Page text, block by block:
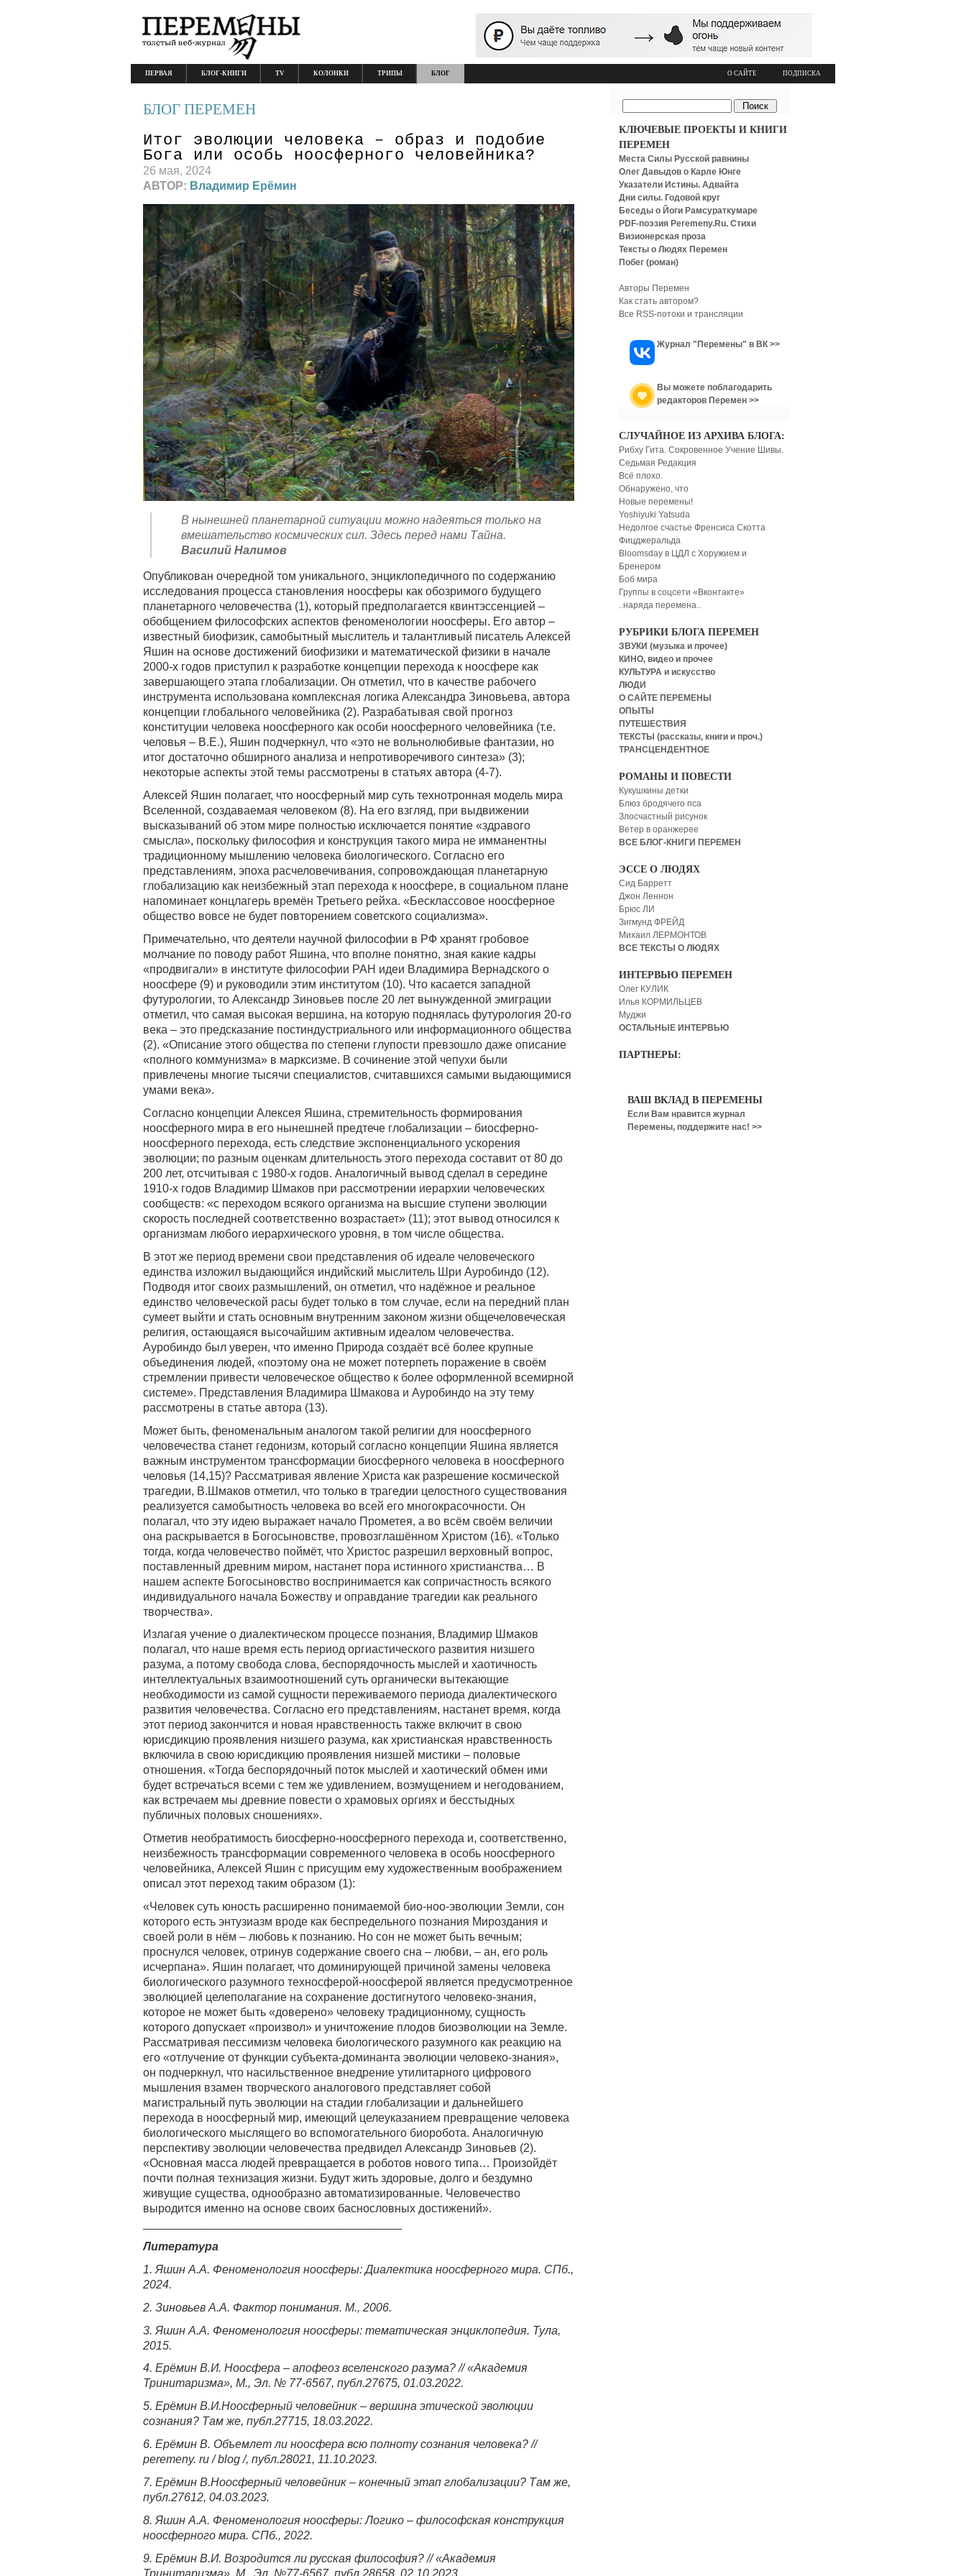
О САЙТЕ ПОДПИСКА
ПЕРВАЯ БЛОГ-КНИГИ TV КОЛОНКИ ТРИПЫ БЛОГ
БЛОГ ПЕРЕМЕН
Итог эволюции человека – образ и подобие
Бога или особь ноосферного человейника?
26 мая, 2024
АВТОР: Владимир Ерёмин
В нынешней планетарной ситуации можно надеяться только на
вмешательство космических сил. Здесь перед нами Тайна.
Василий Налимов
Опубликован очередной том уникального, энциклопедичного по содержанию
исследования процесса становления ноосферы как обозримого будущего
планетарного человечества (1), который предполагается квинтэссенцией –
обобщением философских аспектов феноменологии ноосферы. Его автор –
известный биофизик, самобытный мыслитель и талантливый писатель Алексей
Яшин на основе достижений биофизики и математической физики в начале
2000-х годов приступил к разработке концепции перехода к ноосфере как
завершающего этапа глобализации. Он отметил, что в качестве рабочего
инструмента использована комплексная логика Александра Зиновьева, автора
концепции глобального человейника (2). Разрабатывая свой прогноз
конституции человека ноосферного как особи ноосферного человейника (т.е.
человья – В.Е.), Яшин подчеркнул, что «это не вольнолюбивые фантазии, но
итог достаточно обширного анализа и непротиворечивого синтеза» (3);
некоторые аспекты этой темы рассмотрены в статьях автора (4-7).
Алексей Яшин полагает, что ноосферный мир суть технотронная модель мира
Вселенной, создаваемая человеком (8). На его взгляд, при выдвижении
высказываний об этом мире полностью исключается понятие «здравого
смысла», поскольку философия и конструкция такого мира не имманентны
традиционному мышлению человека биологического. Согласно его
представлениям, эпоха расчеловечивания, сопровождающая планетарную
глобализацию как неизбежный этап перехода к ноосфере, в социальном плане
напоминает концлагерь времён Третьего рейха. «Бесклассовое ноосферное
общество вовсе не будет повторением советского социализма».
Примечательно, что деятели научной философии в РФ хранят гробовое
молчание по поводу работ Яшина, что вполне понятно, зная какие кадры
«продвигали» в институте философии РАН идеи Владимира Вернадского о
ноосфере (9) и руководили этим институтом (10). Что касается западной
футурологии, то Александр Зиновьев после 20 лет вынужденной эмиграции
отметил, что самая высокая вершина, на которую поднялась футурология 20-го
века – это предсказание постиндустриального или информационного общества
(2). «Описание этого общества по степени глупости превзошло даже описание
«полного коммунизма» в марксизме. В сочинение этой чепухи были
привлечены многие тысячи специалистов, считавшихся самыми выдающимися
умами века».
Согласно концепции Алексея Яшина, стремительность формирования
ноосферного мира в его нынешней предтече глобализации – биосферно-
ноосферного перехода, есть следствие экспоненциального ускорения
эволюции; по разным оценкам длительность этого перехода составит от 80 до
200 лет, отсчитывая с 1980-х годов. Аналогичный вывод сделал в середине
1910-х годов Владимир Шмаков при рассмотрении иерархии человеческих
сообществ: «с переходом всякого организма на высшие ступени эволюции
скорость последней соответственно возрастает» (11); этот вывод относился к
организмам любого иерархического уровня, в том числе общества.
В этот же период времени свои представления об идеале человеческого
единства изложил выдающийся индийский мыслитель Шри Ауробиндо (12).
Подводя итог своих размышлений, он отметил, что надёжное и реальное
единство человеческой расы будет только в том случае, если на передний план
сумеет выйти и стать основным внутренним законом жизни общечеловеческая
религия, остающаяся высочайшим активным идеалом человечества.
Ауробиндо был уверен, что именно Природа создаёт всё более крупные
объединения людей, «поэтому она не может потерпеть поражение в своём
стремлении привести человеческое общество к более оформленной всемирной
системе». Представления Владимира Шмакова и Ауробиндо на эту тему
рассмотрены в статье автора (13).
Может быть, феноменальным аналогом такой религии для ноосферного
человечества станет гедонизм, который согласно концепции Яшина является
важным инструментом трансформации биосферного человека в ноосферного
человья (14,15)? Рассматривая явление Христа как разрешение космической
трагедии, В.Шмаков отметил, что только в трагедии целостного существования
реализуется самобытность человека во всей его многокрасочности. Он
полагал, что эту идею выражает начало Прометея, а во всём своём величии
она раскрывается в Богосыновстве, провозглашённом Христом (16). «Только
тогда, когда человечество поймёт, что Христос разрешил верховный вопрос,
поставленный древним миром, настанет пора истинного христианства… В
нашем аспекте Богосыновство воспринимается как сопричастность всякого
индивидуального начала Божеству и оправдание трагедии как реального
творчества».
Излагая учение о диалектическом процессе познания, Владимир Шмаков
полагал, что наше время есть период оргиастического развития низшего
разума, а потому свобода слова, беспорядочность мыслей и хаотичность
интеллектуальных взаимоотношений суть органически вытекающие
необходимости из самой сущности переживаемого периода диалектического
развития человечества. Согласно его представлениям, настанет время, когда
этот период закончится и новая нравственность также включит в свою
юрисдикцию проявления низшего разума, как христианская нравственность
включила в свою юрисдикцию проявления низшей мистики – половые
отношения. «Тогда беспорядочный поток мыслей и хаотический обмен ими
будет встречаться всеми с тем же удивлением, возмущением и негодованием,
как встречаем мы древние повести о храмовых оргиях и бесстыдных
публичных половых сношениях».
Отметив необратимость биосферно-ноосферного перехода и, соответственно,
неизбежность трансформации современного человека в особь ноосферного
человейника, Алексей Яшин с присущим ему художественным воображением
описал этот переход таким образом (1):
«Человек суть юность расширенно понимаемой био-ноо-эволюции Земли, сон
которого есть энтузиазм вроде как беспредельного познания Мироздания и
своей роли в нём – любовь к познанию. Но сон не может быть вечным;
проснулся человек, отринув содержание своего сна – любви, – ан, его роль
исчерпана». Яшин полагает, что доминирующей причиной замены человека
биологического разумного техносферой-ноосферой является предусмотренное
эволюцией целеполагание на сохранение достигнутого человеко-знания,
которое не может быть «доверено» человеку традиционному, сущность
которого допускает «произвол» и уничтожение плодов биоэволюции на Земле.
Рассматривая пессимизм человека биологического разумного как реакцию на
его «отлучение от функции субъекта-доминанта эволюции человеко-знания»,
он подчеркнул, что насильственное внедрение утилитарного цифрового
мышления взамен творческого аналогового представляет собой
магистральный путь эволюции на стадии глобализации и дальнейшего
перехода в ноосферный мир, имеющий целеуказанием превращение человека
биологического мыслящего во вспомогательного биоробота. Аналогичную
перспективу эволюции человечества предвидел Александр Зиновьев (2).
«Основная масса людей превращается в роботов нового типа… Произойдёт
почти полная технизация жизни. Будут жить здоровые, долго и бездумно
живущие существа, однообразно автоматизированные. Человечество
выродится именно на основе своих баснословных достижений».
Литература
1. Яшин А.А. Феноменология ноосферы: Диалектика ноосферного мира. СПб.,
2024.
2. Зиновьев А.А. Фактор понимания. М., 2006.
3. Яшин А.А. Феноменология ноосферы: тематическая энциклопедия. Тула,
2015.
4. Ерёмин В.И. Ноосфера – апофеоз вселенского разума? // «Академия
Тринитаризма», М., Эл. № 77-6567, публ.27675, 01.03.2022.
5. Ерёмин В.И.Ноосферный человейник – вершина этической эволюции
сознания? Там же, публ.27715, 18.03.2022.
6. Ерёмин В. Объемлет ли ноосфера всю полноту сознания человека? //
peremeny. ru / blog /, публ.28021, 11.10.2023.
7. Ерёмин В.Ноосферный человейник – конечный этап глобализации? Там же,
публ.27612, 04.03.2023.
8. Яшин А.А. Феноменология ноосферы: Логико – философская конструкция
ноосферного мира. СПб., 2022.
9. Ерёмин В.И. Возродится ли русская философия? // «Академия
Тринитаризма», М., Эл. №77-6567, публ.28658, 02.10.2023.
КЛЮЧЕВЫЕ ПРОЕКТЫ И КНИГИ
ПЕРЕМЕН
Места Силы Русской равнины
Олег Давыдов о Карле Юнге
Указатели Истины. Адвайта
Дни силы. Годовой круг
Беседы о Йоги Рамсураткумаре
PDF-поэзия Peremeny.Ru. Стихи
Визионерская проза
Тексты о Людях Перемен
Побег (роман)
Авторы Перемен
Как стать автором?
Все RSS-потоки и трансляции
Журнал "Перемены" в ВК >>
Вы можете поблагодарить
редакторов Перемен >>
СЛУЧАЙНОЕ ИЗ АРХИВА БЛОГА:
Рибху Гита. Сокровенное Учение Шивы.
Седьмая Редакция
Всё плохо.
Обнаружено, что
Новые перемены!
Yoshiyuki Yatsuda
Недолгое счастье Френсиса Скотта
Фицджеральда
Bloomsday в ЦДЛ с Хоружием и
Бренером
Боб мира
Группы в соцсети «Вконтакте»
..наряда перемена..
РУБРИКИ БЛОГА ПЕРЕМЕН
ЗВУКИ (музыка и прочее)
КИНО, видео и прочее
КУЛЬТУРА и искусство
ЛЮДИ
О САЙТЕ ПЕРЕМЕНЫ
ОПЫТЫ
ПУТЕШЕСТВИЯ
ТЕКСТЫ (рассказы, книги и проч.)
ТРАНСЦЕНДЕНТНОЕ
РОМАНЫ И ПОВЕСТИ
Кукушкины детки
Блюз бродячего пса
Злосчастный рисунок
Ветер в оранжерее
ВСЕ БЛОГ-КНИГИ ПЕРЕМЕН
ЭССЕ О ЛЮДЯХ
Сид Барретт
Джон Леннон
Брюс ЛИ
Зигмунд ФРЕЙД
Михаил ЛЕРМОНТОВ
ВСЕ ТЕКСТЫ О ЛЮДЯХ
ИНТЕРВЬЮ ПЕРЕМЕН
Олег КУЛИК
Илья КОРМИЛЬЦЕВ
Муджи
ОСТАЛЬНЫЕ ИНТЕРВЬЮ
ПАРТНЕРЫ:
ВАШ ВКЛАД В ПЕРЕМЕНЫ
Если Вам нравится журнал
Перемены, поддержите нас! >>